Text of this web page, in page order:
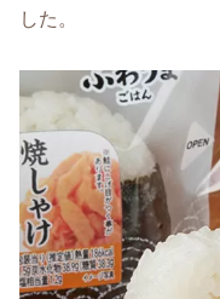
した。